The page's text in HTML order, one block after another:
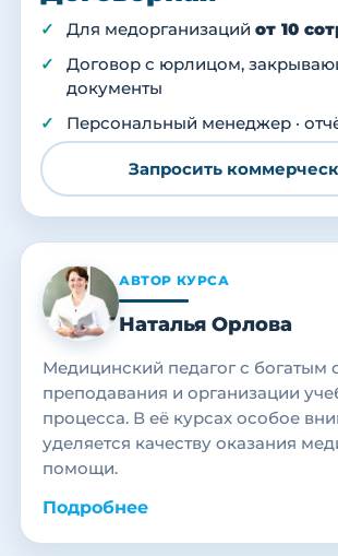
Для медорганизаций от 10
Договор с юрлицом,
документы
Персональный менеджер ·
Запросить
АВТОР КУРСА
Наталья Орлова
Медицинский педагог с богатым
преподавания и организации
процесса. В её курсах особое
уделяется качеству оказания
помощи.
Подробнее